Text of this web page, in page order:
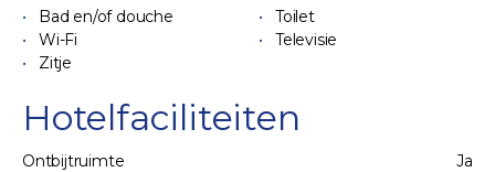
Bad en/of douche
Toilet
Wi-Fi
Televisie
Zitje
Hotelfaciliteiten
Ontbijtruimte
Ja